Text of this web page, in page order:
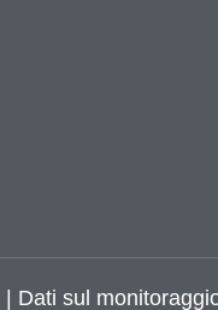
| Dati sul